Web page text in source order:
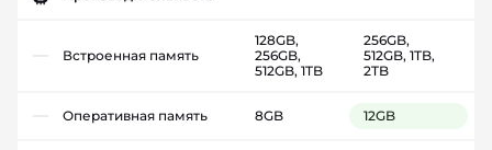
Встроенная память
128GB,
256GB,
512GB, 1TB
256GB,
512GB, 1TB,
2TB
Оперативная память 8GB 12GB